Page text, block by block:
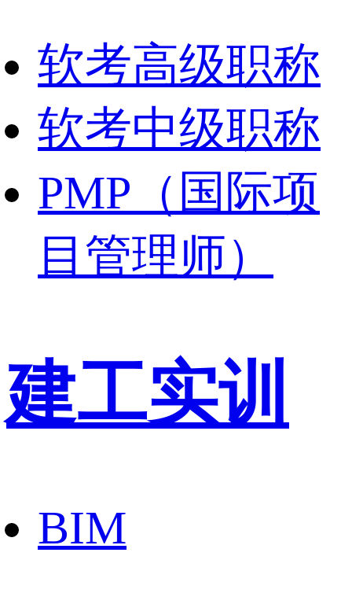
软考高级职称
软考中级职称
PMP（国际项
目管理师）
建工实训
BIM